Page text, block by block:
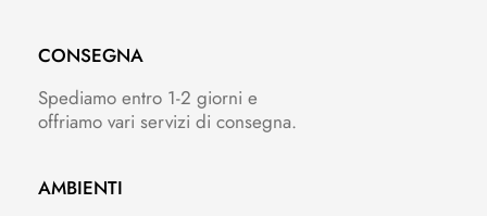
CONSEGNA
Spediamo entro 1-2 giorni e
offriamo vari servizi di consegna.
AMBIENTI